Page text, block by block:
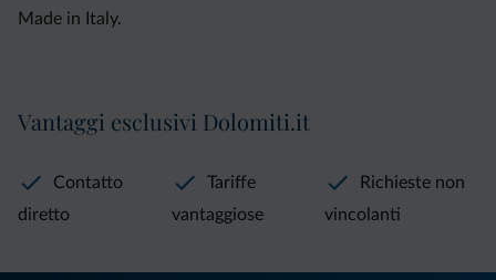
Made in Italy.
Vantaggi esclusivi Dolomiti.it
Contatto
diretto
Tariffe
vantaggiose
Richieste non
vincolanti